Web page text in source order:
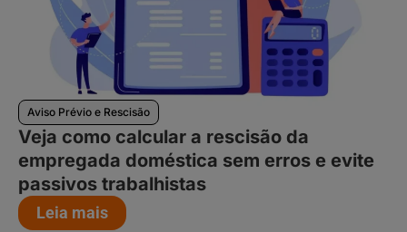
Aviso Prévio e Rescisão
Veja como calcular a rescisão da
empregada doméstica sem erros e evite
passivos trabalhistas
Leia mais